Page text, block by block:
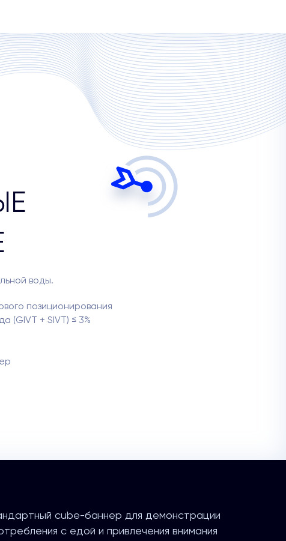
воды.
позиционирования
(GIVT + SIVT) ≤ 3%
cube-баннер для демонстрации
с едой и привлечения внимания